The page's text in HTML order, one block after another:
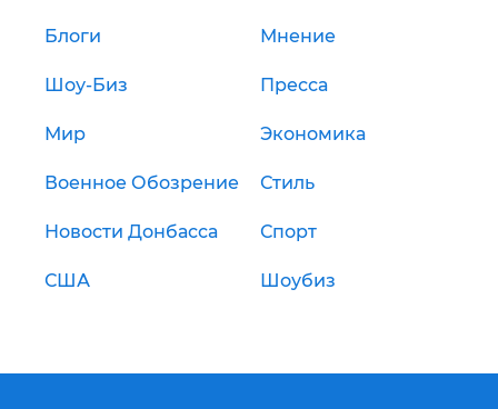
Блоги Мнение
Шоу-Биз Пресса
Мир Экономика
Военное Обозрение Стиль
Новости Донбасса Спорт
США Шоубиз